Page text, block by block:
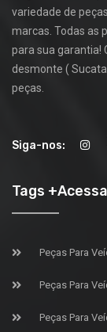
variedade de
marcas. Todas as
para sua garantia!
desmonte (
peças.
Siga-nos:
Tags
Peças Para
Peças Para
Peças Para